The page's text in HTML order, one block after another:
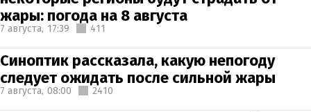
жары: погода на 8 августа
7 августа, 17:39 411
Синоптик рассказала, какую непогоду
следует ожидать после сильной жары
7 августа, 08:00 2410